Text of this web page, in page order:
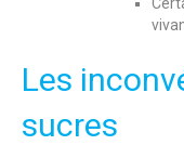
Les
sucres